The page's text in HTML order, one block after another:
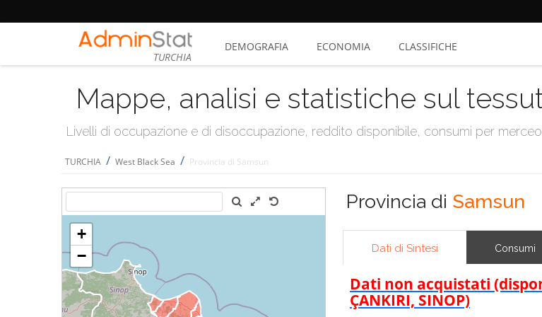
TURCHIA
DEMOGRAFIA ECONOMIA CLASSIFICHE
Mappe, analisi e statistiche sul
Livelli di occupazione e di disoccupazione, reddito disponibile, consumi per
TURCHIA / West Black Sea / Provincia di Samsun
Provincia di Samsun
Dati di Sintesi Consumi
Dati non acquistati
ÇANKIRI, SINOP)